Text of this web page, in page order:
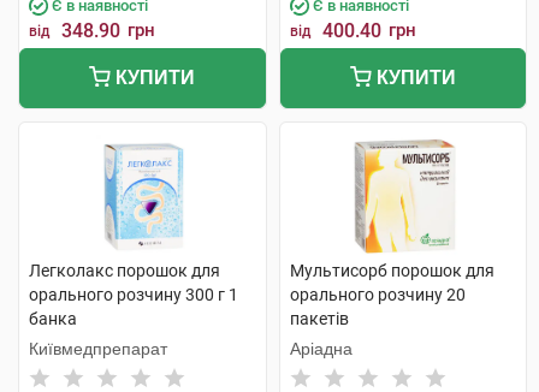
Є в наявності
від 348.90 грн
КУПИТИ
Є в наявності
від 400.40 грн
КУПИТИ
Легколакс порошок для
орального розчину 300 г 1
банка
Київмедпрепарат
Мультисорб порошок для
орального розчину 20
пакетів
Аріадна